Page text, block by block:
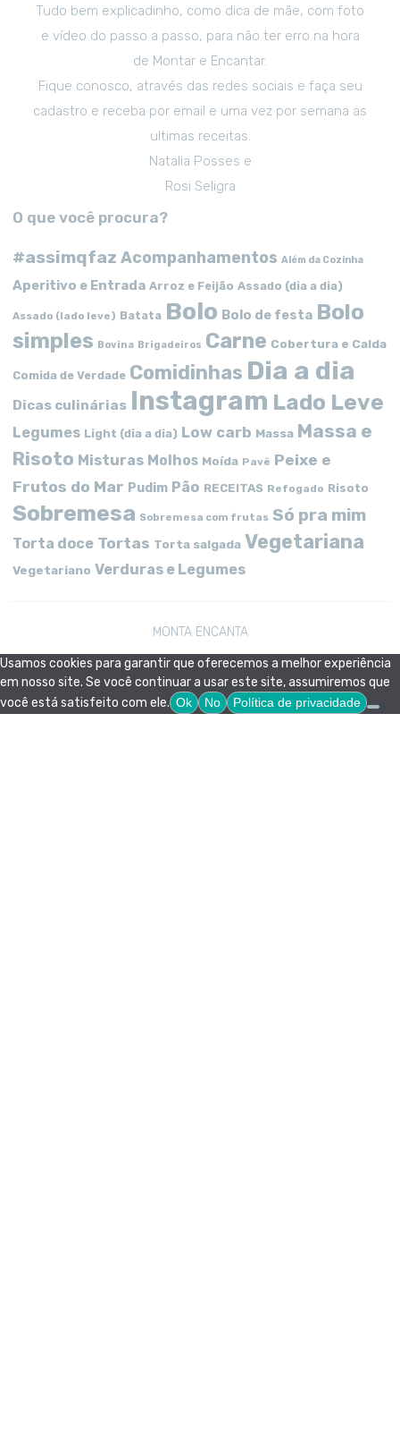
Tudo bem explicadinho, como dica de mãe, com foto
e vídeo do passo a passo, para não ter erro na hora
de Montar e Encantar.
Fique conosco, através das redes sociais e faça seu
cadastro e receba por email e uma vez por semana as
ultimas receitas.
Natalia Posses e
Rosi Seligra
O que você procura?
#assimqfaz Acompanhamentos Além da Cozinha
Aperitivo e Entrada Arroz e Feijão Assado (dia a dia)
Assado (lado leve) Batata Bolo Bolo de festa Bolo
simples Bovina Brigadeiros Carne Cobertura e Calda
Comida de Verdade Comidinhas Dia a dia
Dicas culinárias Instagram Lado Leve
Legumes Light (dia a dia) Low carb Massa Massa e
Risoto Misturas Molhos Moída Pavê Peixe e
Frutos do Mar Pudim Pão RECEITAS Refogado Risoto
Sobremesa Sobremesa com frutas Só pra mim
Torta doce Tortas Torta salgada Vegetariana
Vegetariano Verduras e Legumes
MONTA ENCANTA
Usamos cookies para garantir que oferecemos a melhor experiência
em nosso site. Se você continuar a usar este site, assumiremos que
você está satisfeito com ele. Ok No Política de privacidade